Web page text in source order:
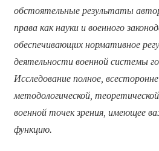
обстоятельные результаты
права как науки и военного
обеспечивающих нормативное
деятельности военной системы
Исследование полное,
методологической,
военной точек зрения, имеющее
функцию.